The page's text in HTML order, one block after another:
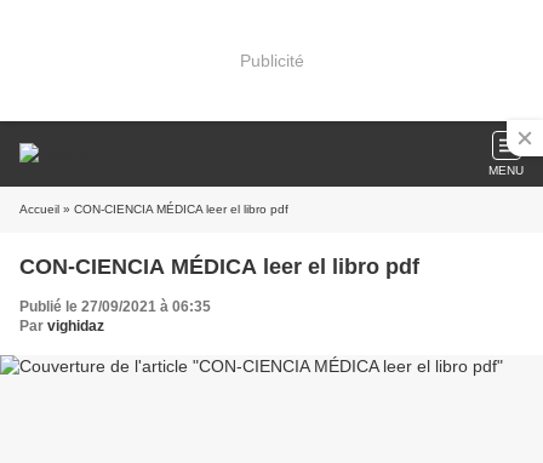
Publicité
MENU
Accueil » CON-CIENCIA MÉDICA leer el libro pdf
CON-CIENCIA MÉDICA leer el libro pdf
Publié le 27/09/2021 à 06:35
Par vighidaz